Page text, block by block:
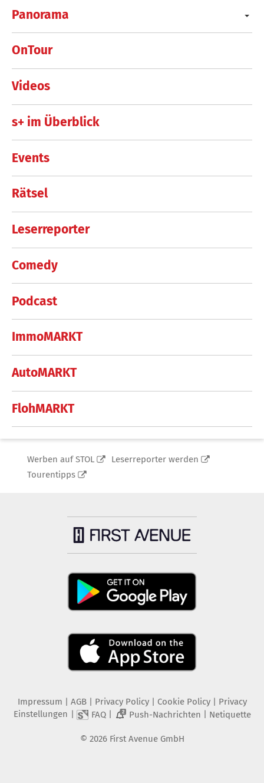
Panorama
OnTour
Videos
s+ im Überblick
Events
Rätsel
Leserreporter
Comedy
Podcast
ImmoMARKT
AutoMARKT
FlohMARKT
Werben auf STOL
Leserreporter werden
Tourentipps
Impressum AGB Privacy Policy| Cookie Policy| Privacy
Einstellungen
FAQ| 2 Push-Nachrichten Netiquette
© 2026 First Avenue GmbH